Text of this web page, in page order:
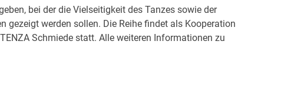
bei der die Vielseitigkeit des Tanzes sowie der
werden sollen. Die Reihe findet als Kooperation
Schmiede statt. Alle weiteren Informationen zu